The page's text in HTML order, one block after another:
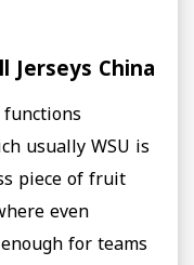
Jerseys China
usually WSU is
piece of fruit
even
for teams